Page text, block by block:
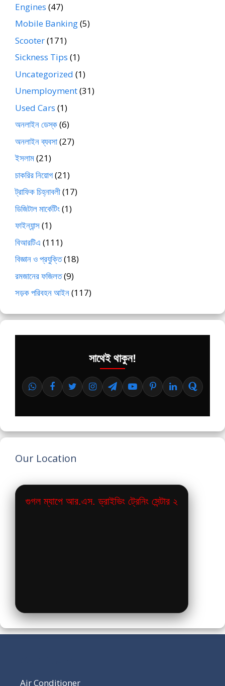
Engines (47)
Mobile Banking(5)
Scooter(171)
Sickness Tips (1)
Uncategorized (1)
Unemployment(31)
Used Cars (1)
অনলাইন ডেস্ক(6)
অনলাইন ব্যবসা(27)
ইসলাম(21)
চাকরির নিয়োগ(21)
ট্রাফিক চিহ্নাবলী(17)
ডিজিটাল মার্কেটিং(1)
ফাইন্যান্স(1)
বিআরটিএ (111)
বিজ্ঞান ও প্রযুক্তি(18)
রমজানের ফজিলত(9)
সড়ক পরিবহন আইন(117)
সাথেই থাকুন!
Our Location
গুগল ম্যাপে আর.এস. ড্রাইভিং ট্রেনিং সেন্টার ২
Air Conditioner